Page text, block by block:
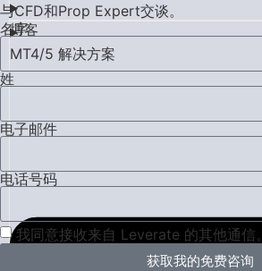
博客
MT4/5 解决方案
与CFD和Prop Expert交谈。
名字
姓
电子邮件
电话号码
我同意接收来自 Leverate 的其他通信。
获取我的免费咨询